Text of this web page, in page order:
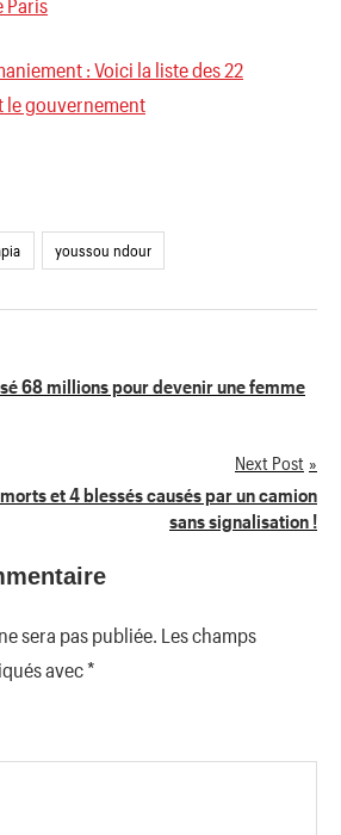
: Voici la liste des 22
le gouvernement
youssou ndour
68 millions pour devenir une femme
Next Post
et 4 blessés causés par un camion
sans signalisation !
sera pas publiée. Les champs
avec*